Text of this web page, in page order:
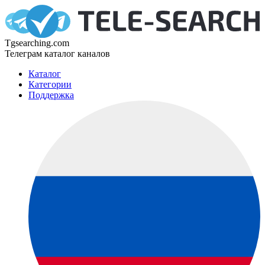
Tgsearching.com
Телеграм каталог каналов
Каталог
Категории
Поддержка